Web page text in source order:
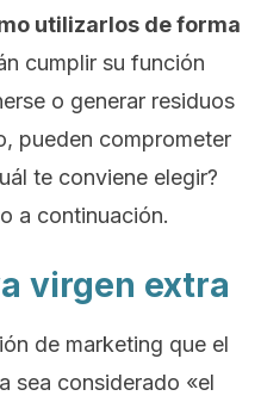
utilizarlos de forma
cumplir su función
o generar residuos
pueden comprometer
te conviene elegir?
a continuación.
virgen extra
de marketing que el
sea considerado «el